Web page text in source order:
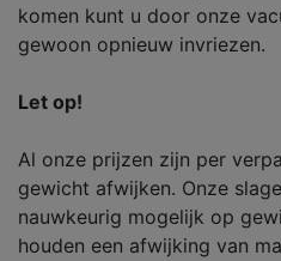
komen kunt u door onze
gewoon opnieuw invriezen.
Let op!
Al onze prijzen zijn per
gewicht afwijken. Onze
nauwkeurig mogelijk op
houden een afwijking van